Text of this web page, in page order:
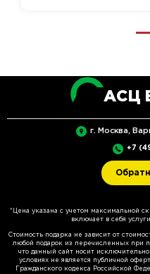
АСЦ
г. Москва,
+7
*Цена указана с учетом максимальной
включает в себя
Стоимость подарка не зависит от
любой подарок из перечисленных при
что данный сайт носит
условиях не является публичной
Гражданского кодекса Российской